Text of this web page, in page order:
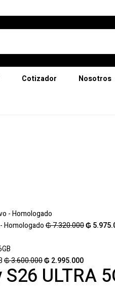
Cotizador Nosotros
Homologado₲7.320.000₲
₲3.600.000₲ 2.995.000
ULTRA